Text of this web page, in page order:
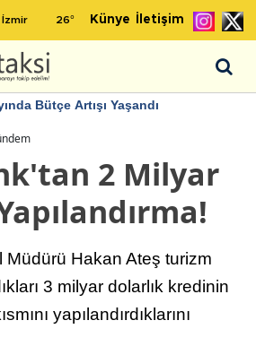
26° Künye İletişim
Bütçe Artışı Yaşandı
2 Milyar
Müdürü Hakan Ateş turizm
3 milyar dolarlık kredinin
yapılandırdıklarını